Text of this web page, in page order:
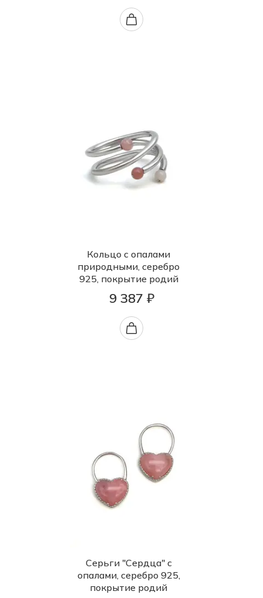
Кольцо с опалами
природными, серебро
925, покрытие родий
9 387 ₽
Серьги "Сердца" с
опалами, серебро 925,
покрытие родий